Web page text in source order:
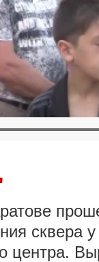
сквера
центра.